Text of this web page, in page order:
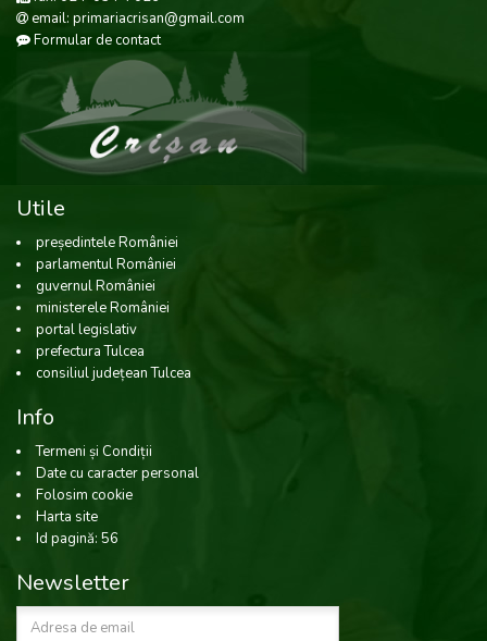
email: primariacrisan@gmail.com
Formular de contact
Utile
președintele României
parlamentul României
guvernul României
ministerele României
portal legislativ
prefectura Tulcea
consiliul județean Tulcea
Info
Termeni și Condiții
Date cu caracter personal
Folosim cookie
Harta site
Id pagină: 56
Newsletter